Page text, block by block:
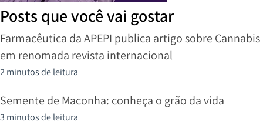
Posts que você vai gostar
Farmacêutica da APEPI publica artigo sobre Cannabis
em renomada revista internacional
2 minutos de leitura
Semente de Maconha: conheça o grão da vida
3 minutos de leitura